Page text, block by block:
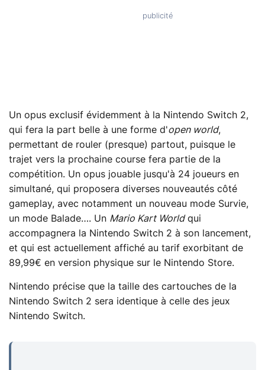
Un opus exclusif évidemment à la Nintendo Switch 2,
qui fera la part belle à une forme d'open world,
permettant de rouler (presque) partout, puisque le
trajet vers la prochaine course fera partie de la
compétition. Un opus jouable jusqu'à 24 joueurs en
simultané, qui proposera diverses nouveautés côté
gameplay, avec notamment un nouveau mode Survie,
un mode Balade…. Un Mario Kart Worldqui
accompagnera la Nintendo Switch 2 à son lancement,
et qui est actuellement affiché au tarif exorbitant de
89,99€ en version physique sur le Nintendo Store.
Nintendo précise que la taille des cartouches de la
Nintendo Switch 2 sera identique à celle des jeux
Nintendo Switch.